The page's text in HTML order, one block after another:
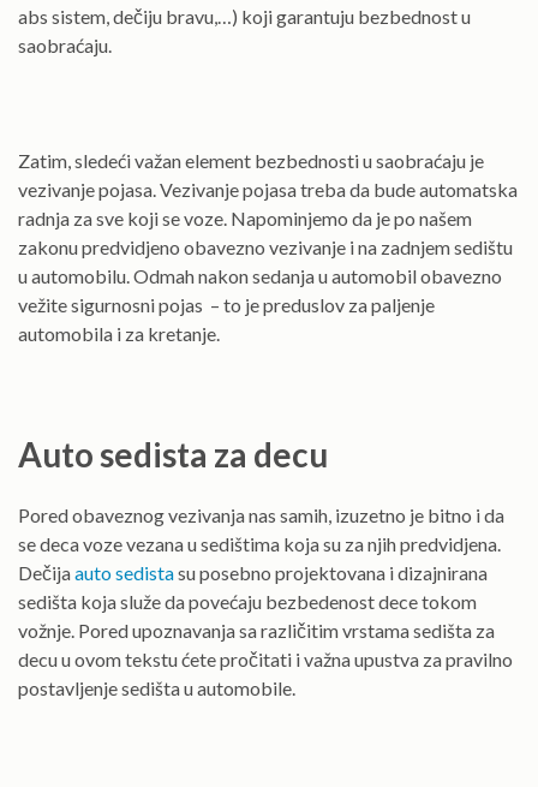
abs sistem, dečiju bravu,…) koji garantuju bezbednost u
saobraćaju.
Zatim, sledeći važan element bezbednosti u saobraćaju je
vezivanje pojasa. Vezivanje pojasa treba da bude automatska
radnja za sve koji se voze. Napominjemo da je po našem
zakonu predvidjeno obavezno vezivanje i na zadnjem sedištu
u automobilu. Odmah nakon sedanja u automobil obavezno
vežite sigurnosni pojas – to je preduslov za paljenje
automobila i za kretanje.
Auto sedista za decu
Pored obaveznog vezivanja nas samih, izuzetno je bitno i da
se deca voze vezana u sedištima koja su za njih predvidjena.
Dečijaauto sedistasu posebno projektovana i dizajnirana
sedišta koja služe da povećaju bezbedenost dece tokom
vožnje. Pored upoznavanja sa različitim vrstama sedišta za
decu u ovom tekstu ćete pročitati i važna upustva za pravilno
postavljenje sedišta u automobile.